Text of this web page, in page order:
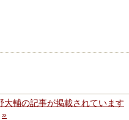
輔の記事が掲載されています
»